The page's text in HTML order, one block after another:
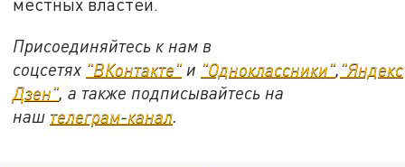
местных властей.
Присоединяйтесь к нам в
соцсетях "ВКонтакте" и "Одноклассники", "Яндекс
Дзен", а также подписывайтесь на
наш телеграм-канал.